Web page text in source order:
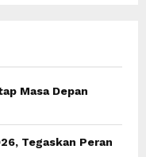
Masa Depan
Tegaskan Peran